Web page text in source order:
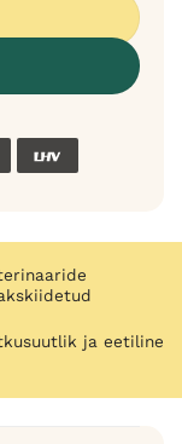
SEB
ja eetiline